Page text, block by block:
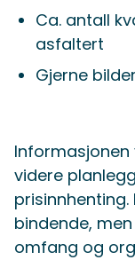
Ca. antall
asfaltert
Gjerne
videre
bindende,
omfang og